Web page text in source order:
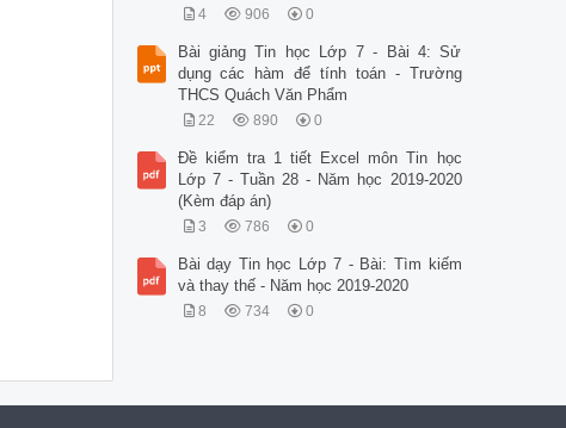
4 906 0
Bài giảng Tin học Lớp 7 - Bài 4: Sử
dụng các hàm để tính toán - Trường
THCS Quách Văn Phẩm
22 890 0
Đề kiểm tra 1 tiết Excel môn Tin học
Lớp 7 - Tuần 28 - Năm học 2019-2020
(Kèm đáp án)
3 786 0
Bài dạy Tin học Lớp 7 - Bài: Tìm kiếm
và thay thế - Năm học 2019-2020
8 734 0